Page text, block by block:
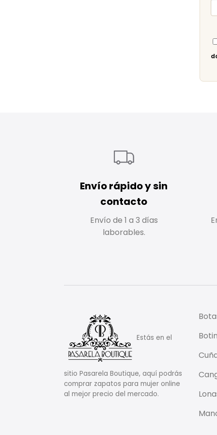
Envío rápido y sin
contacto
Envío de 1 a 3 días
laborables.
Estás en el
sitio Pasarela Boutique, aquí podrás
comprar zapatos para mujer online
al mejor precio del mercado.